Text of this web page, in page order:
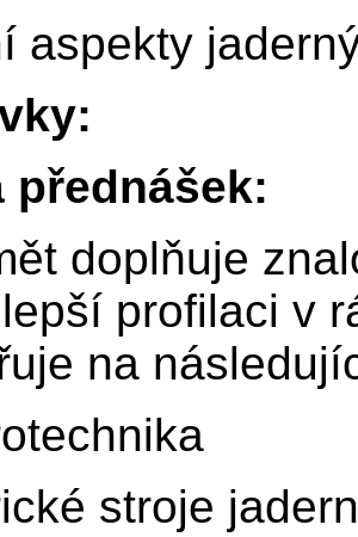
aspekty
přednášek:
doplňuje
profilaci v
na
stroje